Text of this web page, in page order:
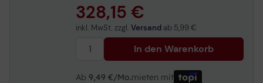
328,15 €
inkl. MwSt. zzgl. Versand ab 5,99 €
In den Warenkorb
Ab 9,49 €/Mo.mieten mit